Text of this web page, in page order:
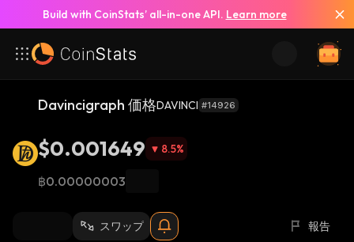
Build with CoinStats’ all-in-one API. Learn more
Davincigraph 価格DAVINCI #14926
$0.001649 8.5%
฿0.00000003
スワップ 報告